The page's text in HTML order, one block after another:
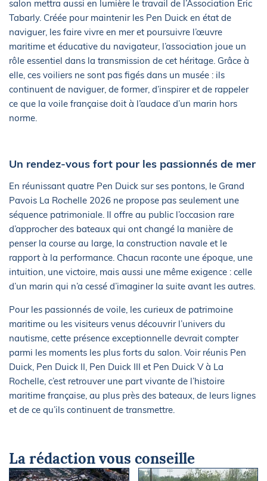
salon mettra aussi en lumière le travail de l’Association Éric
Tabarly. Créée pour maintenir les Pen Duick en état de
naviguer, les faire vivre en mer et poursuivre l’œuvre
maritime et éducative du navigateur, l’association joue un
rôle essentiel dans la transmission de cet héritage. Grâce à
elle, ces voiliers ne sont pas figés dans un musée : ils
continuent de naviguer, de former, d’inspirer et de rappeler
ce que la voile française doit à l’audace d’un marin hors
norme.
Un rendez-vous fort pour les passionnés de mer
En réunissant quatre Pen Duick sur ses pontons, le Grand
Pavois La Rochelle 2026 ne propose pas seulement une
séquence patrimoniale. Il offre au public l’occasion rare
d’approcher des bateaux qui ont changé la manière de
penser la course au large, la construction navale et le
rapport à la performance. Chacun raconte une époque, une
intuition, une victoire, mais aussi une même exigence : celle
d’un marin qui n’a cessé d’imaginer la suite avant les autres.
Pour les passionnés de voile, les curieux de patrimoine
maritime ou les visiteurs venus découvrir l’univers du
nautisme, cette présence exceptionnelle devrait compter
parmi les moments les plus forts du salon. Voir réunis Pen
Duick, Pen Duick II, Pen Duick III et Pen Duick V à La
Rochelle, c’est retrouver une part vivante de l’histoire
maritime française, au plus près des bateaux, de leurs lignes
et de ce qu’ils continuent de transmettre.
La rédaction vous conseille